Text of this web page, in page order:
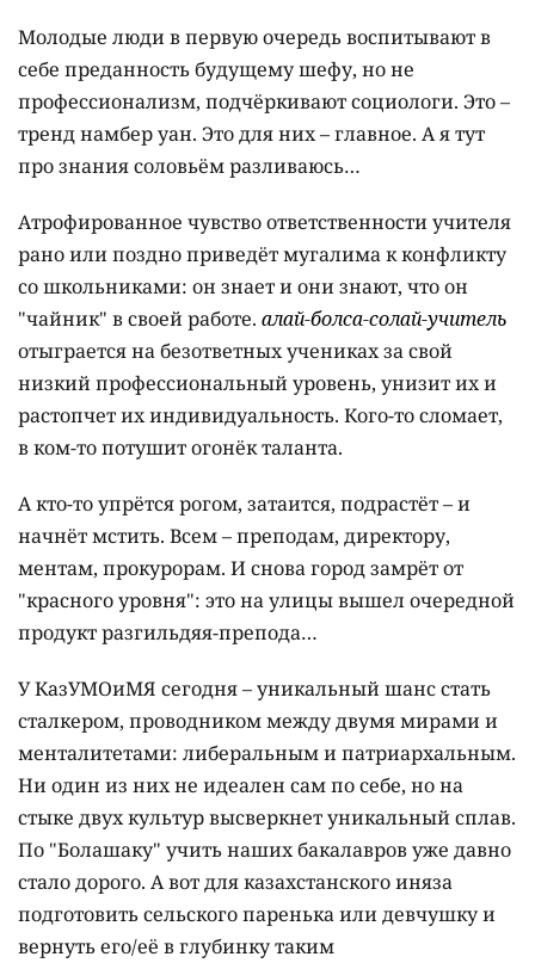
Молодые люди в первую очередь воспитывают в
себе преданность будущему шефу, но не
профессионализм, подчёркивают социологи. Это –
тренд намбер уан. Это для них – главное. А я тут
про знания соловьём разливаюсь…
Атрофированное чувство ответственности учителя
рано или поздно приведёт мугалима к конфликту
со школьниками: он знает и они знают, что он
"чайник" в своей работе. Қалай-болса-солай-учитель
отыграется на безответных учениках за свой
низкий профессиональный уровень, унизит их и
растопчет их индивидуальность. Кого-то сломает,
в ком-то потушит огонёк таланта.
А кто-то упрётся рогом, затаится, подрастёт – и
начнёт мстить. Всем – преподам, директору,
ментам, прокурорам. И снова город замрёт от
"красного уровня": это на улицы вышел очередной
продукт разгильдяя-препода…
У КазУМОиМЯ сегодня – уникальный шанс стать
сталкером, проводником между двумя мирами и
менталитетами: либеральным и патриархальным.
Ни один из них не идеален сам по себе, но на
стыке двух культур высверкнет уникальный сплав.
По "Болашаку" учить наших бакалавров уже давно
стало дорого. А вот для казахстанского иняза
подготовить сельского паренька или девчушку и
вернуть его/её в глубинку таким